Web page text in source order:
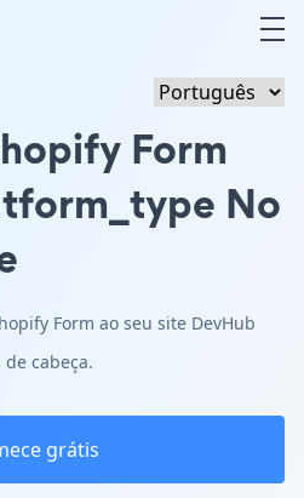
Form
No
Form ao seu site DevHub
cabeça.
grátis